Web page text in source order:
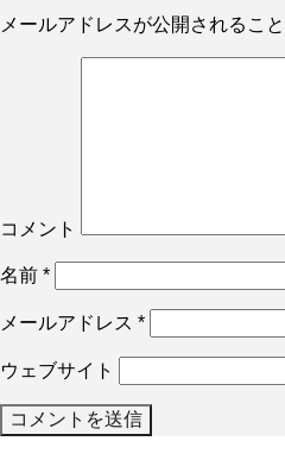
メールアドレスが公開されるこ
コメント
名前 *
メールアドレス *
ウェブサイト